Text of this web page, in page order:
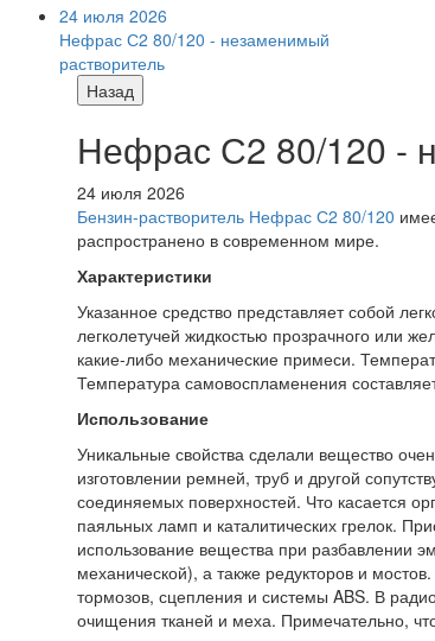
24 июля 2026
Нефрас С2 80/120 - незаменимый
растворитель
Назад
Нефрас С2 80/120 -
24 июля 2026
Бензин-растворитель Нефрас С2 80/120
распространено в современном мире.
Характеристики
Указанное средство представляет собой
легколетучей жидкостью прозрачного или
какие-либо механические примеси.
Температура самовоспламенения
Использование
Уникальные свойства сделали вещество
изготовлении ремней, труб и другой
соединяемых поверхностей. Что касается
паяльных ламп и каталитических грелок.
использование вещества при разбавлении
механической), а также редукторов и
тормозов, сцепления и системы ABS. В
очищения тканей и меха. Примечательно,